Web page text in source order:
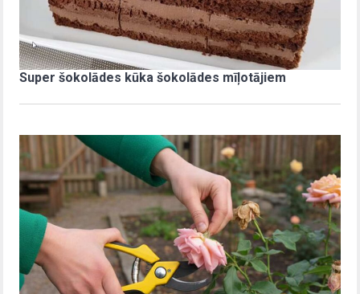
Super šokolādes kūka šokolādes mīļotājiem